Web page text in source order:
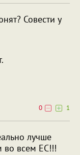
Совести у
0
1
лучше
во всем ЕС!!!